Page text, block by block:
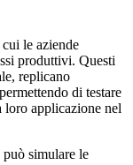
le aziende
produttivi. Questi
replicano
di testare
loro applicazione nel
simulare le